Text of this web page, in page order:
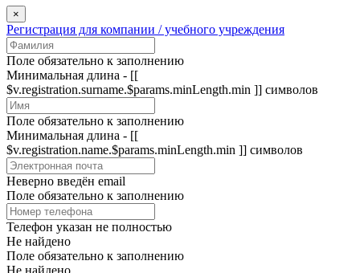
×
Регистрация для компании / учебного учреждения
Поле обязательно к заполнению
Минимальная длина - [[
$v.registration.surname.$params.minLength.min ]] символов
Поле обязательно к заполнению
Минимальная длина - [[
$v.registration.name.$params.minLength.min ]] символов
Неверно введён email
Поле обязательно к заполнению
Телефон указан не полностью
Не найдено
Поле обязательно к заполнению